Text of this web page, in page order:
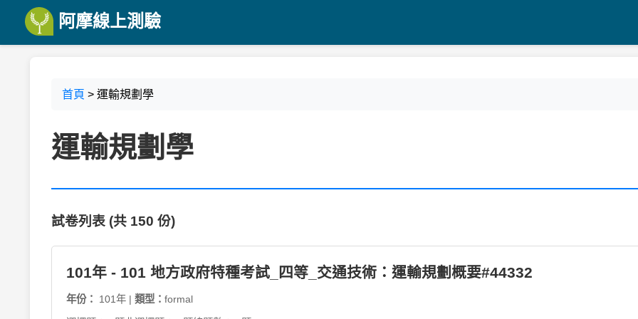
阿摩線上測驗
首頁 > 運輸規劃學
運輸規劃學
試卷列表 (共 150 份)
101年 - 101 地方政府特種考試_四等_交通技術：運輸規劃概要#44332
年份： 101年 | 類型： formal